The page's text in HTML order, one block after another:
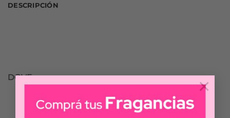
×
DESCRIPCIÓN
DOVE